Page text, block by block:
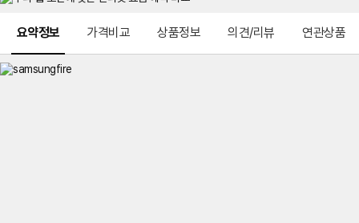
요약정보 가격비교 상품정보 의견/리뷰 연관상품